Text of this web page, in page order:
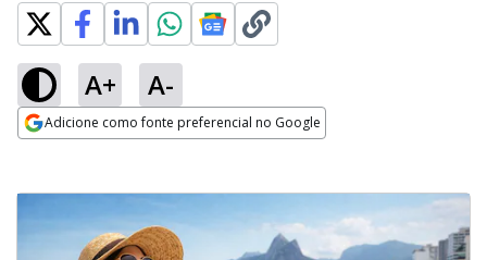
A+ A-
Adicione como fonte preferencial no Google